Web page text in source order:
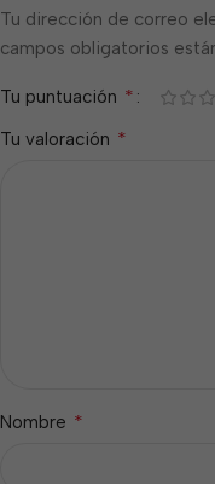
Tu dirección de correo
campos obligatorios
Tu puntuación *
Tu valoración *
Nombre *